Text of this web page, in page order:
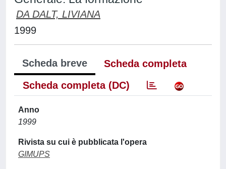
DA DALT, LIVIANA
1999
Scheda breve
Scheda completa
Scheda completa (DC)
Anno
1999
Rivista su cui è pubblicata l'opera
GIMUPS